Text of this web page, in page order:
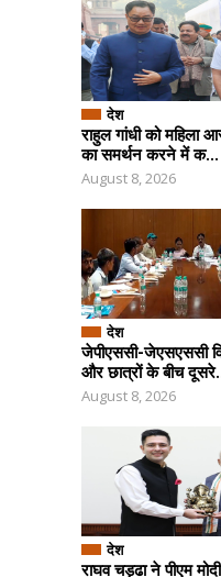
देश
राहुल गांधी को महिला
का समर्थन करने में क...
August 8, 2026
देश
जेपीएससी-जेएसएससी
और छात्रों के बीच
August 8, 2026
देश
राघव चड्ढा ने पीएम